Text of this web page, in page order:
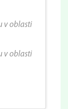
v oblasti
v oblasti